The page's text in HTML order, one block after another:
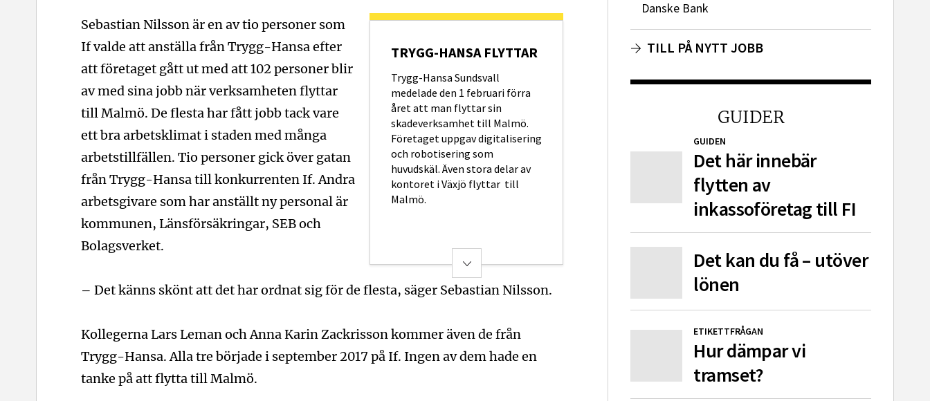
TRYGG-HANSA FLYTTAR
Trygg-Hansa Sundsvall
medelade den 1 februari förra
året att man flyttar sin
skadeverksamhet till Malmö.
Företaget uppgav digitalisering
och robotisering som
huvudskäl. Även stora delar av
kontoret i Växjö flyttar till
Malmö.
Sebastian Nilsson är en av tio personer som
If valde att anställa från Trygg-Hansa efter
att företaget gått ut med att 102 personer blir
av med sina jobb när verksamheten flyttar
till Malmö. De flesta har fått jobb tack vare
ett bra arbetsklimat i staden med många
arbetstillfällen. Tio personer gick över gatan
från Trygg-Hansa till konkurrenten If. Andra
arbetsgivare som har anställt ny personal är
kommunen, Länsförsäkringar, SEB och
Bolagsverket.
– Det känns skönt att det har ordnat sig för de flesta, säger Sebastian Nilsson.
Kollegerna Lars Leman och Anna Karin Zackrisson kommer även de från
Trygg-Hansa. Alla tre började i september 2017 på If. Ingen av dem hade en
tanke på att flytta till Malmö.
Danske Bank
TILL PÅ NYTT JOBB
GUIDER
GUIDEN
Det här innebär
flytten av
inkassoföretag till FI
Det kan du få – utöver
lönen
ETIKETTFRÅGAN
Hur dämpar vi
tramset?